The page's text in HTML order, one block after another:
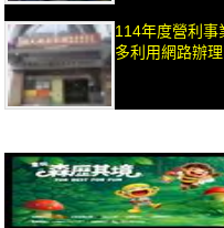
114年度營利
多利用網路辦理